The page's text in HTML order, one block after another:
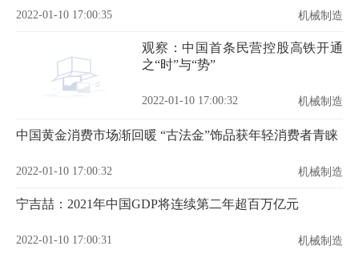
2022-01-10 17:00:35 机械制造
观察：中国首条民营控股高铁开通
之“时”与“势”
2022-01-10 17:00:32 机械制造
中国黄金消费市场渐回暖 “古法金”饰品获年轻消费者青睐
2022-01-10 17:00:32 机械制造
宁吉喆：2021年中国GDP将连续第二年超百万亿元
2022-01-10 17:00:31 机械制造